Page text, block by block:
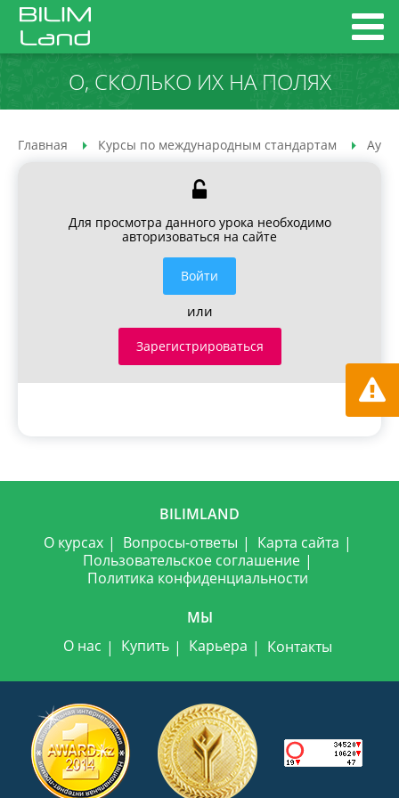
О, СКОЛЬКО ИХ НА ПОЛЯХ
Главная Курсы по международным стандартам
Для просмотра данного урока необходимо
авторизоваться на сайте
Войти
или
Зарегистрироваться
BILIMLAND
О курсах
Вопросы-ответы
Карта сайта
Пользовательское соглашение
Политика конфиденциальности
МЫ
О нас
Купить Карьера Контакты